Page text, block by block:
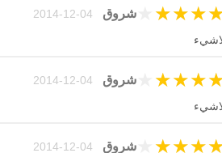
شروق ★
★
★
★
شروق ★
★
★
★
شروق ★
★
★
★